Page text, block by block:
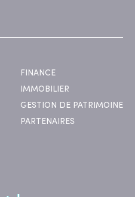
FINANCE
IMMOBILIER
GESTION DE PATRIMOINE
PARTENAIRES